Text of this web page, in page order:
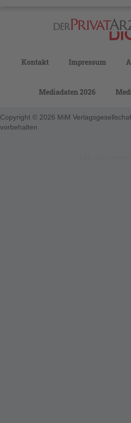
Kontakt Impressum
Mediadaten 2026
Copyright © 2026 MiM
vorbehalten